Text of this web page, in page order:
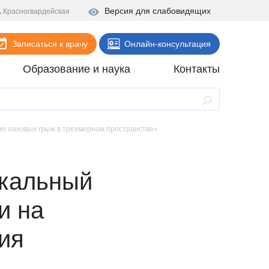
Версия для слабовидящих
Красногвардейская
Записаться к врачу Онлайн-консультация
Реабилитация
Образование и наука Контакты
грыж в трехмерном пространстве»
на